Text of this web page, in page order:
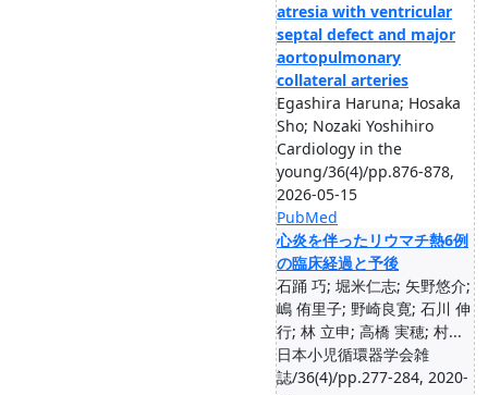
atresia with ventricular
septal defect and major
aortopulmonary
collateral arteries
Egashira Haruna; Hosaka
Sho; Nozaki Yoshihiro
Cardiology in the
young/36(4)/pp.876-878,
2026-05-15
PubMed
心炎を伴ったリウマチ熱6例
の臨床経過と予後
石踊 巧; 堀米仁志; 矢野悠介;
嶋 侑里子; 野崎良寛; 石川 伸
行; 林 立申; 高橋 実穂; 村...
日本小児循環器学会雑
誌/36(4)/pp.277-284, 2020-